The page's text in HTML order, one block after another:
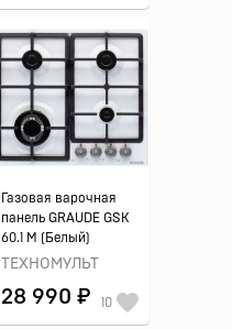
Газовая варочная
панель GRAUDE GSK
60.1 M (Белый)
ТЕХНОМУЛЬТ
28 990 ₽ 10